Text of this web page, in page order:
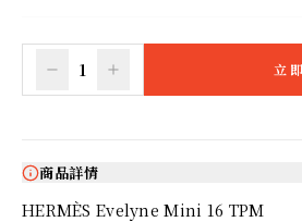
1 立
商品詳情
HERMÈS Evelyne Mini 16 TPM